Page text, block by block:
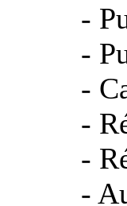
-
-
-
-
-
-